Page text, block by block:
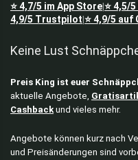
⭐4,7/5 im App Store⭐4,5/5
4,9/5 Trustpilot ⭐4,9/5 auf
Keine Lust
Preis King ist euer
aktuelle Angebote,
Cashbackund vieles mehr.
Angebote können kurz nach
und Preisänderungen sind